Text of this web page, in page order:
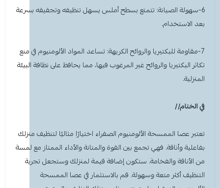
6-سهولة الصيانة: تتمتع بسطح أملس يسهل تنظيفه وتجفيفه بسرعة
بعد الاستخدام.
7-مقاومة للبكتيريا والروائح الكريهة: تساعد المواد الألومنيوم في منع
تكاثر البكتيريا والروائح غير المرغوب فيها، مما يحافظ على نظافة البيئة
المنزلية.
في الختام//
تعتبر عصا الممسحة الألومنيوم الصفراء اختيارًا مثاليًا لتنظيف منزلك
بفاعلية وأناقة. فهي تجمع بين القوة والمتانة والأداء الممتاز مع لمسة
من الأناقة والفخامة. ستكون إضافة قيمة لمنزلك وستجعل تجربة
التنظيف أكثر متعة وسهولة. قم بالاستثمار في عصا الممسحة